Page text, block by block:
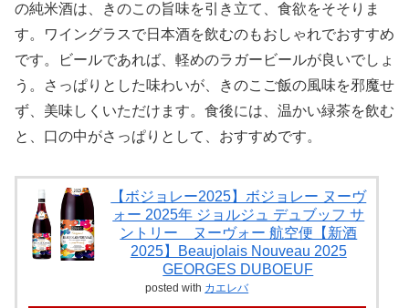
の純米酒は、きのこの旨味を引き立て、食欲をそそりま
す。ワイングラスで日本酒を飲むのもおしゃれでおすすめ
です。ビールであれば、軽めのラガービールが良いでしょ
う。さっぱりとした味わいが、きのこご飯の風味を邪魔せ
ず、美味しくいただけます。食後には、温かい緑茶を飲む
と、口の中がさっぱりとして、おすすめです。
【ボジョレー2025】ボジョレー ヌーヴ
ォー 2025年 ジョルジュ デュブッフ サ
ントリー ヌーヴォー 航空便【新酒
2025】Beaujolais Nouveau 2025
GEORGES DUBOEUF
posted with カエレバ